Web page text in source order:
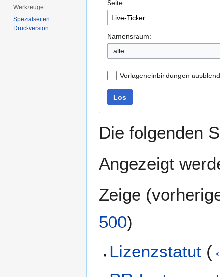
springen
springen
Seite:
Namensraum:
alle
Vorlageneinbindungen
Los
Die folgenden
Angezeigt
Zeige (
500)
Lizenzstatut (
Werkzeuge
Spezialseiten
Druckversion